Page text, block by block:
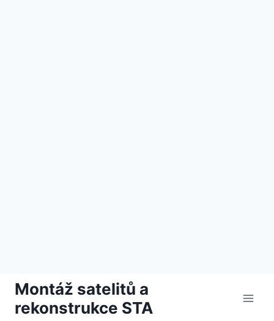
Přeskočit
obsah
Montáž satelitů a
rekonstrukce STA